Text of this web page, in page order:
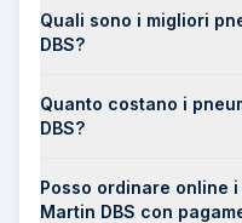
Quali sono i migliori
DBS?
Quanto costano i
DBS?
Posso ordinare online
Martin DBS con